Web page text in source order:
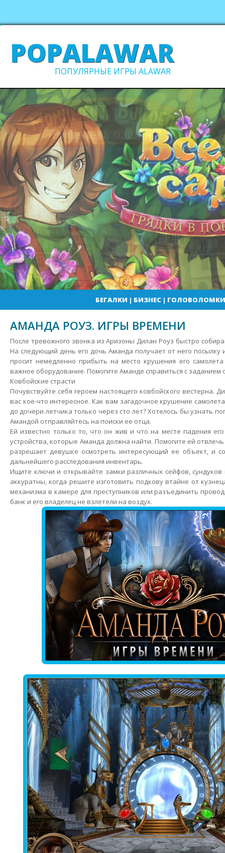
POPALAWAR
ПОПУЛЯРНЫЕ ИГРЫ ALAWAR
БЕГАЛКИ | БИЗНЕС| ГОЛОВОЛОМКИ
АМАНДА РОУЗ. ИГРЫ ВРЕМЕНИ
После тревожного звонка из Аризоны Дилан Роуз быстро
На следующий день его дочь Аманда получает от него посылку
просит немедленно прибыть на место крушения его
важное оборудование. Помогите Аманде справиться с заданием
Ковбойские страсти
Почувствуйте себя героем настоящего ковбойского вестерна.
вас кое-что интересное. Как вам загадочное крушение
до дочери летчика только через сто лет? Хотелось бы узнать
Амандой отправляйтесь на поиски ее отца.
Ей известно только то, что он жив и что на месте падения
устройства, которые Аманда должна найти. Помогите ей
разрешает девушке осмотреть интересующий ее объект, и
дальнейшего расследования инвентарь.
Ищите ключи и открывайте замки различных сейфов,
аккуратны, когда решите изготовить подкову втайне от
механизма в камере для преступников или разъединить
банк и его владелец не взлетели на воздух.